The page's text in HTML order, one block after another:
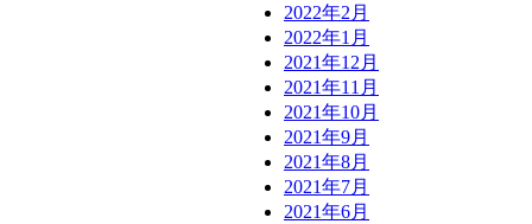
2022年2月
2022年1月
2021年12月
2021年11月
2021年10月
2021年9月
2021年8月
2021年7月
2021年6月